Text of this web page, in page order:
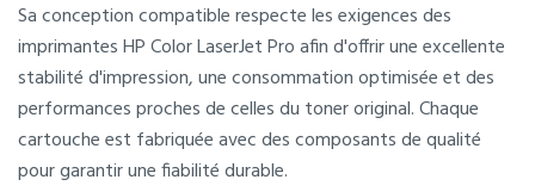
Sa conception compatible respecte les exigences des
imprimantes HP Color LaserJet Pro afin d'offrir une excellente
stabilité d'impression, une consommation optimisée et des
performances proches de celles du toner original. Chaque
cartouche est fabriquée avec des composants de qualité
pour garantir une fiabilité durable.